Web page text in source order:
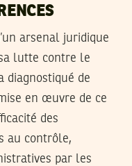
arsenal juridique
lutte contre le
diagnostiqué de
en œuvre de ce
des
au contrôle,
par les